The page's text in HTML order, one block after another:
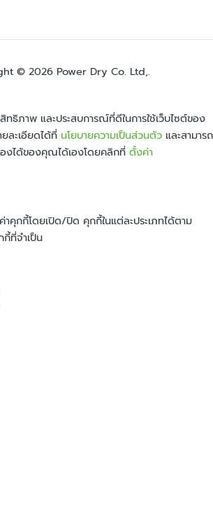
© 2026 Power Dry Co. Ltd,.
ทธิภาพ และประสบการณ์ที่ดีในการใช้เว็บไซต์ของ
ละเอียดได้ที่ นโยบายความเป็นส่วนตัว และสามารถ
งได้ของคุณได้เองโดยคลิกที่ ตั้งค่า
คุกกี้โดยเปิด/ปิด คุกกี้ในแต่ละประเภทได้ตาม
ที่จำเป็น